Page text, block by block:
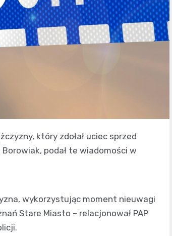
który zdołał uciec sprzed
podał te wiadomości w
wykorzystując moment nieuwagi
Stare Miasto – relacjonował PAP